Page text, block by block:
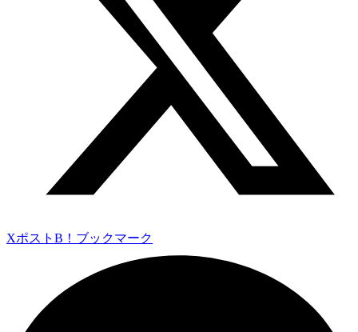
Xポスト B！ブックマーク